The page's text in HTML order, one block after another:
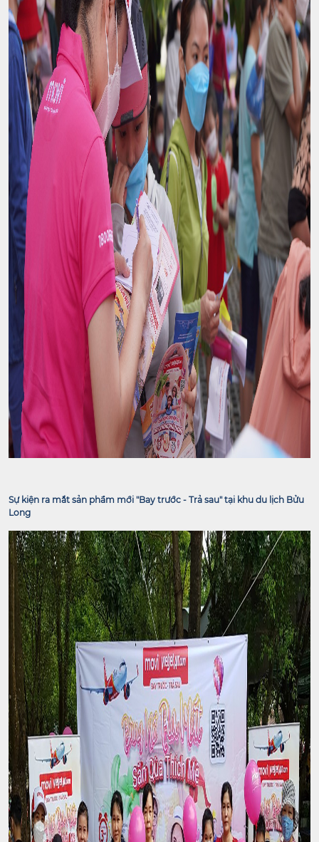
Sự kiện ra mắt sản phẩm mới "Bay trước - Trả sau" tại khu du lịch Bửu
Long